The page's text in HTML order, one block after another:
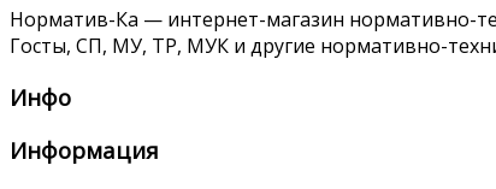
Норматив-Ка — интернет-магазин нормативно-
Госты, СП, МУ, ТР, МУК и другие нормативно-
Инфо
Информация